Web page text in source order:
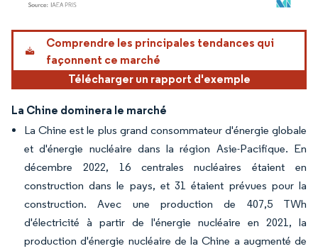
Image © Mordor Intelligence. La réutilisation nécessite une attribution sous CC BY
Comprendre les principales tendances qui
façonnent ce marché
Télécharger un rapport d'exemple
La Chine dominera le marché
La Chine est le plus grand consommateur d'énergie globale
et d'énergie nucléaire dans la région Asie-Pacifique. En
décembre 2022, 16 centrales nucléaires étaient en
construction dans le pays, et 31 étaient prévues pour la
construction. Avec une production de 407,5 TWh
d'électricité à partir de l'énergie nucléaire en 2021, la
production d'énergie nucléaire de la Chine a augmenté de